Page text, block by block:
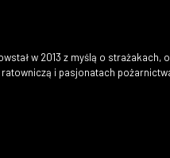
w 2013 z myślą o strażakach,
i pasjonatach